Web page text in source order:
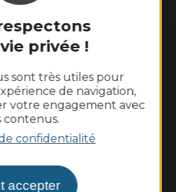
privée !
sont très utiles pour
de navigation,
votre engagement avec
contenus.
confidentialité
accepter
et le vendredi de 14h à 16h